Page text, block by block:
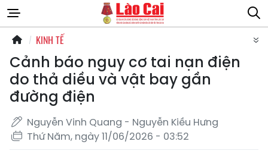
KINH TẾ
Cảnh báo nguy cơ tai nạn điện
do thả diều và vật bay gần
đường điện
Nguyễn Vinh Quang - Nguyễn Kiều Hưng
Thứ Năm, ngày 11/06/2026 - 03:52